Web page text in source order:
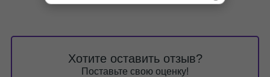
Хотите оставить отзыв?
Поставьте свою оценку!